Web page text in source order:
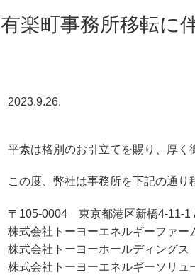
有楽町事務所移転に
2023.9.26.
平素は格別のお引立てを賜り、厚く
この度、弊社は事務所を下記の通り
〒105-0004 東京都港区新橋4-11-1
株式会社トーヨーエネルギーファー
株式会社トーヨーホールディングス
株式会社トーヨーエネルギーソリュ